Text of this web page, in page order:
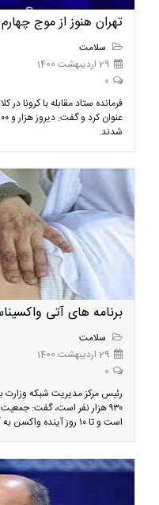
تهران هنوز از موج
سلامت
29 اردیبهشت 1400
0
فرمانده ستاد مقابله با کرونا در
شدند.
برنامه های آتی
سلامت
29 اردیبهشت 1400
0
است و تا ۱۰ روز آینده واکسن به آن‌ها تزریق می‌شود.